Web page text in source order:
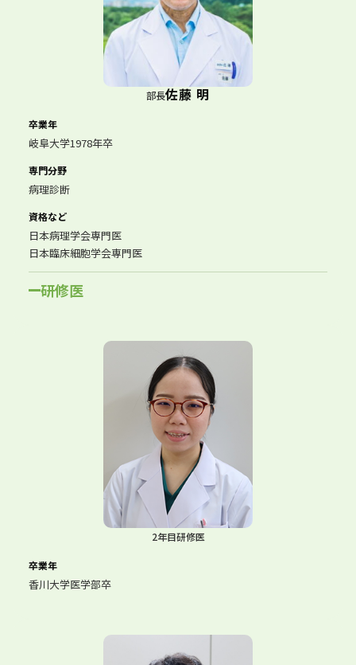
部長佐藤 明
卒業年
岐阜大学1978年卒
専門分野
病理診断
資格など
日本病理学会専門医
日本臨床細胞学会専門医
研修医
2年目研修医
卒業年
香川大学医学部卒